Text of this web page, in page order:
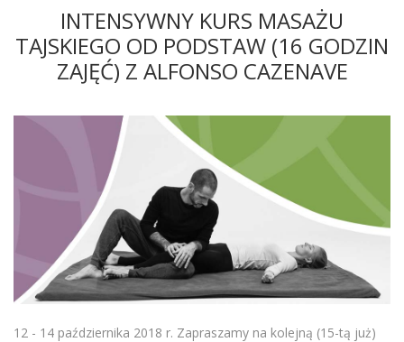
INTENSYWNY KURS MASAŻU
TAJSKIEGO OD PODSTAW (16 GODZIN
ZAJĘĆ) Z ALFONSO CAZENAVE
12 - 14 października 2018 r. Zapraszamy na kolejną (15-tą już)